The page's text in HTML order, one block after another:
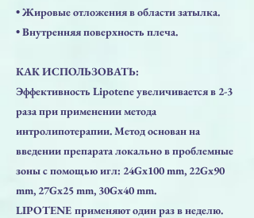
​• Жировые отложения в области затылка.
​• Внутренняя поверхность плеча.
КАК ИСПОЛЬЗОВАТЬ:
Эффективность Lipotene увеличивается в 2-3
раза при применении метода
интролипотерапии. Метод основан на
введении препарата локально в проблемные
зоны с помощью игл: 24Gx100 mm, 22Gx90
mm, 27Gx25 mm, 30Gx40 mm.
LIPOTENE применяют один раз в неделю.